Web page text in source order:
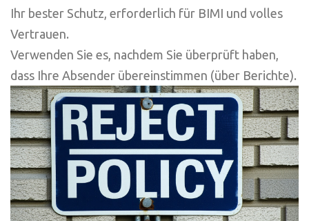
Ihr bester Schutz, erforderlich für BIMI und volles
Vertrauen.
Verwenden Sie es, nachdem Sie überprüft haben,
dass Ihre Absender übereinstimmen (über Berichte).